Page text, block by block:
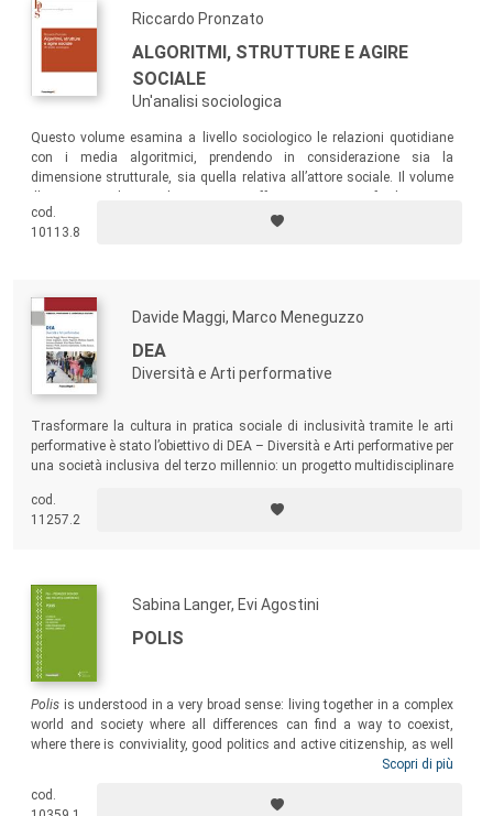
Riccardo Pronzato
ALGORITMI, STRUTTURE E AGIRE
SOCIALE
Un'analisi sociologica
Questo volume esamina a livello sociologico le relazioni quotidiane
con i media algoritmici, prendendo in considerazione sia la
dimensione strutturale, sia quella relativa all’attore sociale. Il volume
comprensione critica delle tecnologie e per lo sviluppo di attività che
possano contrastare il potere egemonico delle piattaforme.
cod.
10113.8
Davide Maggi, Marco Meneguzzo
DEA
Diversità e Arti performative
Trasformare la cultura in pratica sociale di inclusività tramite le arti
performative è stato l’obiettivo di DEA – Diversità e Arti performative per
una società inclusiva del terzo millennio: un progetto multidisciplinare
promuove azioni a favore delle persone con limitazioni dell’autonomia,
affette da disabilità e a rischio di marginalità.
cod.
11257.2
Sabina Langer, Evi Agostini
POLIS
Polis is understood in a very broad sense: living together in a complex
world and society where all differences can find a way to coexist,
where there is conviviality, good politics and active citizenship, as well
as personal and shared responsibility arising from concern for the
framework for individual and collective learning, with the aim of
Scopri di più
cod.